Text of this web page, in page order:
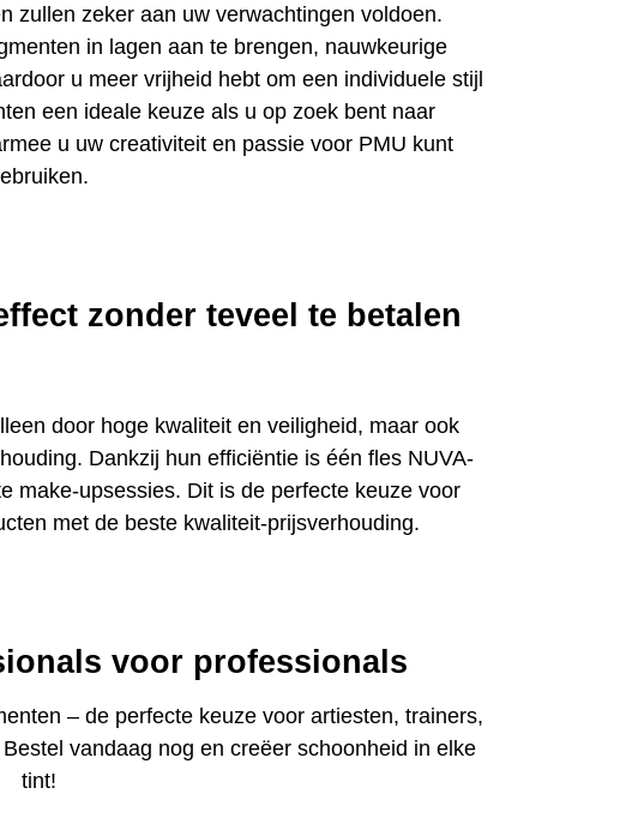
zullen zeker aan uw verwachtingen voldoen.
in lagen aan te brengen, nauwkeurige
u meer vrijheid hebt om een ​​individuele stijl
een ideale keuze als u op zoek bent naar
u uw creativiteit en passie voor PMU kunt
zonder teveel te betalen
door hoge kwaliteit en veiligheid, maar ook
Dankzij hun efficiëntie is één fles NUVA-
make-upsessies. Dit is de perfecte keuze voor
met de beste kwaliteit-prijsverhouding.
voor professionals
– de perfecte keuze voor artiesten, trainers,
vandaag nog en creëer schoonheid in elke
tint!